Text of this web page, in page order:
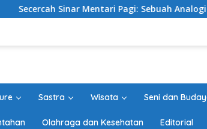
Sinar Mentari Pagi: Sebuah Analogi untuk
Sastra Wisata Seni dan
Olahraga dan Kesehatan Editorial